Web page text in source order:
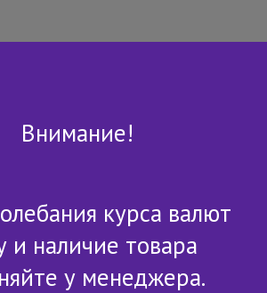
Политики конфиденциальности
Внимание!
курса валют
и наличие товара
у менеджера.